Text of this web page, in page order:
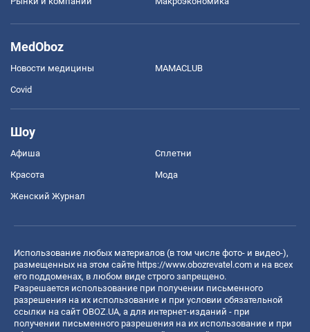
MedOboz
Новости медицины MAMACLUB
Covid
Шоу
Афиша Сплетни
Красота Мода
Женский Журнал
Использование любых материалов (в том числе фото- и видео-),
размещенных на этом сайте https://www.obozrevatel.com и на всех
его поддоменах, в любом виде строго запрещено.
Разрешается использование при получении письменного
разрешения на их использование и при условии обязательной
ссылки на сайт OBOZ.UA, а для интернет-изданий - при
получении письменного разрешения на их использование и при